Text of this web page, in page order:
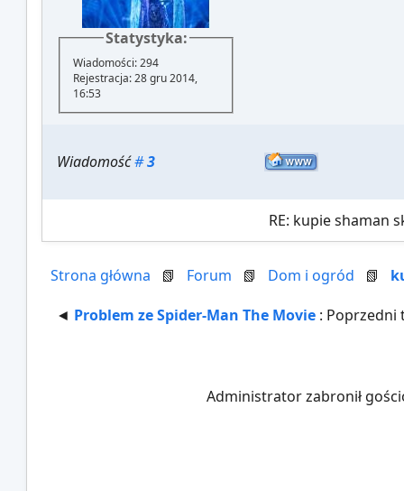
Statystyka:
Wiadomości: 294
Rejestracja: 28 gru 2014,
16:53
Wiadomość#3
RE: kupie shaman
Strona główna 📗 Forum 📗 Dom i ogród 📗
◄ Problem ze Spider-Man The Movie : Poprzedni
Administrator zabronił